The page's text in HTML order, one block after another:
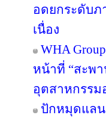
อดยกระดับภ
เนื่อง
WHA
หน้าที่ “สะพ
อุตสาหกรรม
ปักหมุดแลน